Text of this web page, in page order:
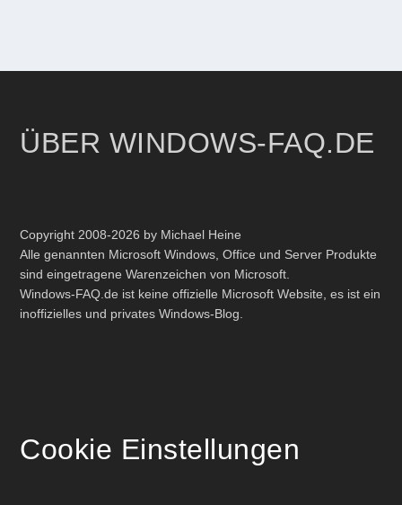
ÜBER WINDOWS-FAQ.DE
Copyright 2008-2026 by Michael Heine
Alle genannten Microsoft Windows, Office und Server Produkte
sind eingetragene Warenzeichen von Microsoft.
Windows-FAQ.de ist keine offizielle Microsoft Website, es ist ein
inoffizielles und privates Windows-Blog.
Cookie Einstellungen